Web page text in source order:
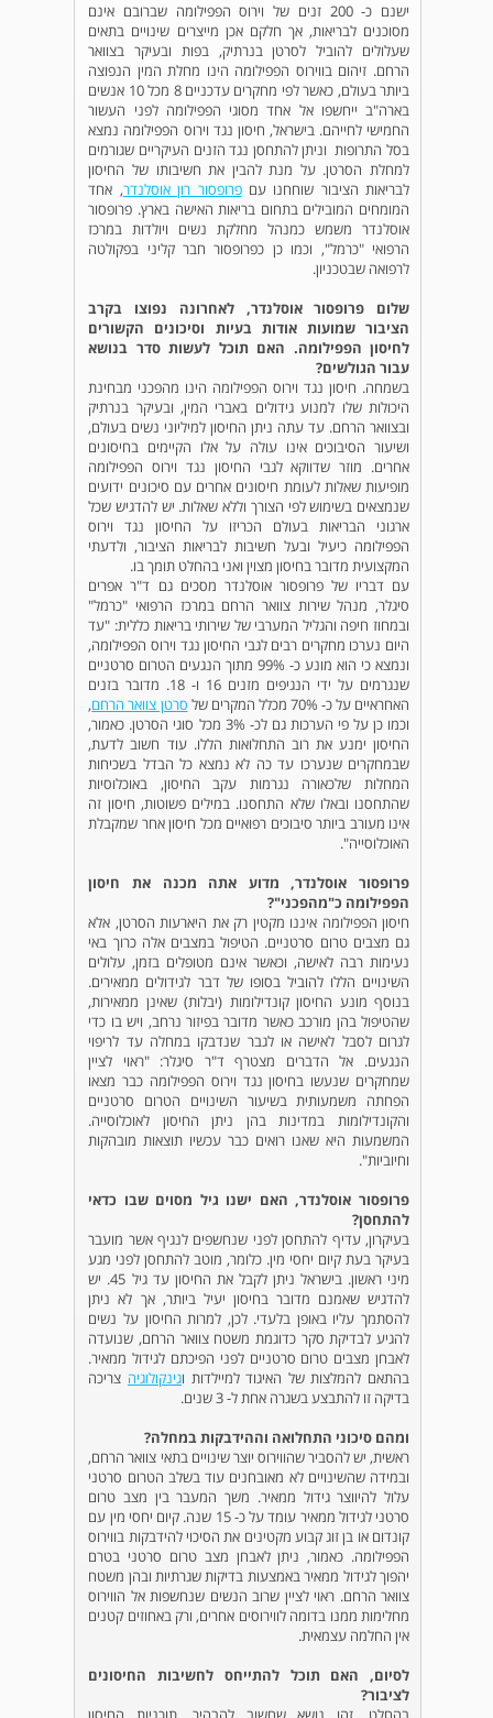
ישנם כ- 200 זנים של וירוס הפפילומה שברובם אינם
מסוכנים לבריאות, אך חלקם אכן מייצרים שינויים בתאים
שעלולים להוביל לסרטן בנרתיק, בפות ובעיקר בצוואר
הרחם. זיהום בווירוס הפפילומה הינו מחלת המין הנפוצה
ביותר בעולם, כאשר לפי מחקרים עדכניים 8 מכל 10 אנשים
בארה"ב ייחשפו אל אחד מסוגי הפפילומה לפני העשור
החמישי לחייהם. בישראל, חיסון נגד וירוס הפפילומה נמצא
בסל התרופות וניתן להתחסן נגד הזנים העיקריים שגורמים
למחלת הסרטן. על מנת להבין את חשיבותו של החיסון
לבריאות הציבור שוחחנו עםפרופסור רון אוסלנדר, אחד
המומחים המובילים בתחום בריאות האישה בארץ. פרופסור
אוסלנדר משמש כמנהל מחלקת נשים ויולדות במרכז
הרפואי "כרמל", וכמו כן כפרופסור חבר קליני בפקולטה
לרפואה שבטכניון.
שלום פרופסור אוסלנדר, לאחרונה נפוצו בקרב
הציבור שמועות אודות בעיות וסיכונים הקשורים
לחיסון הפפילומה. האם תוכל לעשות סדר בנושא
עבור הגולשים?
בשמחה. חיסון נגד וירוס הפפילומה הינו מהפכני מבחינת
היכולות שלו למנוע גידולים באברי המין, ובעיקר בנרתיק
ובצוואר הרחם. עד עתה ניתן החיסון למיליוני נשים בעולם,
ושיעור הסיבוכים אינו עולה על אלו הקיימים בחיסונים
אחרים. מוזר שדווקא לגבי החיסון נגד וירוס הפפילומה
מופיעות שאלות לעומת חיסונים אחרים עם סיכונים ידועים
שנמצאים בשימוש לפי הצורך וללא שאלות. יש להדגיש שכל
ארגוני הבריאות בעולם הכריזו על החיסון נגד וירוס
הפפילומה כיעיל ובעל חשיבות לבריאות הציבור, ולדעתי
המקצועית מדובר בחיסון מצוין ואני בהחלט תומך בו.
עם דבריו של פרופסור אוסלנדר מסכים גם ד"ר אפרים
סיגלר, מנהל שירות צוואר הרחם במרכז הרפואי "כרמל"
ובמחוז חיפה והגליל המערבי של שירותי בריאות כללית: "עד
היום נערכו מחקרים רבים לגבי החיסון נגד וירוס הפפילומה,
ונמצא כי הוא מונע כ- 99% מתוך הנגעים הטרום סרטניים
שנגרמים על ידי הנגיפים מזנים 16 ו- 18. מדובר בזנים
האחראיים על כ- 70% מכלל המקרים של
סרטן צוואר הרחם,
וכמו כן על פי הערכות גם לכ- 3% מכל סוגי הסרטן. כאמור,
החיסון ימנע את רוב התחלואות הללו. עוד חשוב לדעת,
שבמחקרים שנערכו עד כה לא נמצא כל הבדל בשכיחות
המחלות שלכאורה נגרמות עקב החיסון, באוכלוסיות
שהתחסנו ובאלו שלא התחסנו. במילים פשוטות, חיסון זה
אינו מעורב ביותר סיבוכים רפואיים מכל חיסון אחר שמקבלת
האוכלוסייה".
פרופסור אוסלנדר, מדוע אתה מכנה את חיסון
הפפילומה כ"מהפכני"?
חיסון הפפילומה איננו מקטין רק את היארעות הסרטן, אלא
גם מצבים טרום סרטניים. הטיפול במצבים אלה כרוך באי
נעימות רבה לאישה, וכאשר אינם מטופלים בזמן, עלולים
השינויים הללו להוביל בסופו של דבר לגידולים ממאירים.
בנוסף מונע החיסון קונדילומות (יבלות) שאינן ממאירות,
שהטיפול בהן מורכב כאשר מדובר בפיזור נרחב, ויש בו כדי
לגרום לסבל לאישה או לגבר שנדבקו במחלה עד לריפוי
הנגעים. אל הדברים מצטרף ד"ר סיגלר: "ראוי לציין
שמחקרים שנעשו בחיסון נגד וירוס הפפילומה כבר מצאו
הפחתה משמעותית בשיעור השינויים הטרום סרטניים
והקונדילומות במדינות בהן ניתן החיסון לאוכלוסייה.
המשמעות היא שאנו רואים כבר עכשיו תוצאות מובהקות
וחיוביות".
פרופסור אוסלנדר, האם ישנו גיל מסוים שבו כדאי
להתחסן?
בעיקרון, עדיף להתחסן לפני שנחשפים לנגיף אשר מועבר
בעיקר בעת קיום יחסי מין. כלומר, מוטב להתחסן לפני מגע
מיני ראשון. בישראל ניתן לקבל את החיסון עד גיל 45. יש
להדגיש שאמנם מדובר בחיסון יעיל ביותר, אך לא ניתן
להסתמך עליו באופן בלעדי. לכן, למרות החיסון על נשים
להגיע לבדיקת סקר כדוגמת משטח צוואר הרחם, שנועדה
לאבחן מצבים טרום סרטניים לפני הפיכתם לגידול ממאיר.
בהתאם להמלצות של האיגוד למיילדות וגינקולוגיה צריכה
בדיקה זו להתבצע בשגרה אחת ל- 3 שנים.
ומהם סיכוני התחלואה וההידבקות במחלה?
ראשית, יש להסביר שהווירוס יוצר שינויים בתאי צוואר הרחם,
ובמידה שהשינויים לא מאובחנים עוד בשלב הטרום סרטני
עלול להיווצר גידול ממאיר. משך המעבר בין מצב טרום
סרטני לגידול ממאיר עומד על כ- 15 שנה. קיום יחסי מין עם
קונדום או בן זוג קבוע מקטינים את הסיכוי להידבקות בווירוס
הפפילומה. כאמור, ניתן לאבחן מצב טרום סרטני בטרם
יהפוך לגידול ממאיר באמצעות בדיקות שגרתיות ובהן משטח
צוואר הרחם. ראוי לציין שרוב הנשים שנחשפות אל הווירוס
מחלימות ממנו בדומה לווירוסים אחרים, ורק באחוזים קטנים
אין החלמה עצמאית.
לסיום, האם תוכל להתייחס לחשיבות החיסונים
לציבור?